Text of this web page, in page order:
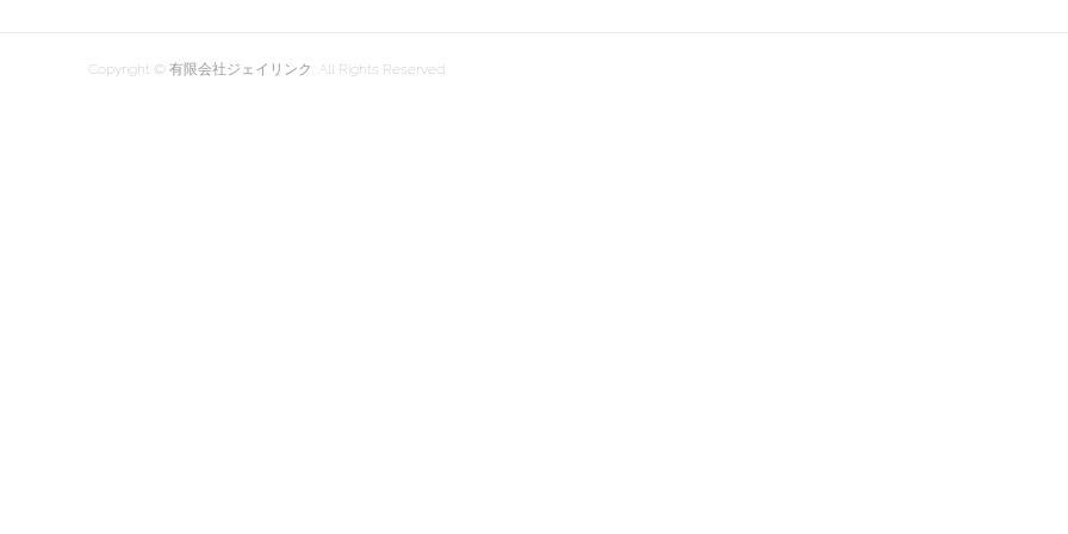
Copyright © 有限会社ジェイリンク. All Rights Reserved.